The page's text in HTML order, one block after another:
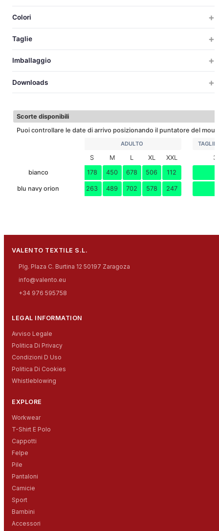
Colori
Taglie
TAGLIE S M L XL XXL 3XL
Imballaggio
19.2
20.5 67x41x40
5 21.7 67x41x40
Downloads
Scorte disponibili
Puoi controllare le date di arrivo posizionando il puntatore del
ADULTO TAGLIE
S M L XL XXL
bianco
178 450 678 506 112
blu navy orion 263 489 702 578 247
VALENTO TEXTILE S.L.
Plg. Plaza C. Burtina 12 50197 Zaragoza
info@valento.eu
+34 976 595758
LEGAL INFORMATION
Avviso Legale
Politica Di Privacy
Condizioni D Uso
Politica Di Cookies
Whistleblowing
EXPLORE
Workwear
T-Shirt E Polo
Cappotti
Felpe
Pile
Pantaloni
Camicie
Sport
Bambini
Accessori